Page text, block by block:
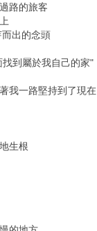
路的旅客
出的念頭
到屬於我自己的家"
我一路堅持到了現在
生根